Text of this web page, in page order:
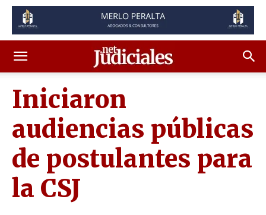
Iniciaron
audiencias públicas
de postulantes para
la CSJ